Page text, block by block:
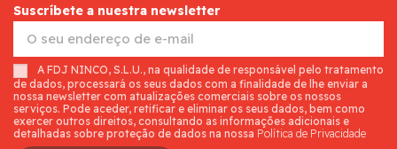
Suscríbete a nuestra newsletter
A FDJ NINCO, S.L.U., na qualidade de responsável pelo tratamento
de dados, processará os seus dados com a finalidade de lhe enviar a
nossa newsletter com atualizações comerciais sobre os nossos
serviços. Pode aceder, retificar e eliminar os seus dados, bem como
exercer outros direitos, consultando as informações adicionais e
detalhadas sobre proteção de dados na nossa Política de Privacidade